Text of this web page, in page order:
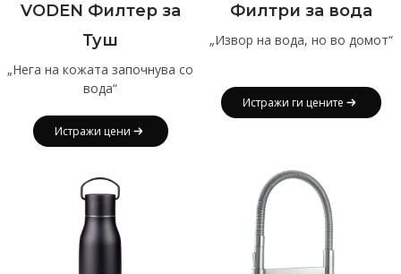
VODEN Филтер за
Туш
„Нега на кожата започнува со
вода“
Истражи цени
Филтри за вода
„Извор на вода, но во домот“
Истражи ги цените